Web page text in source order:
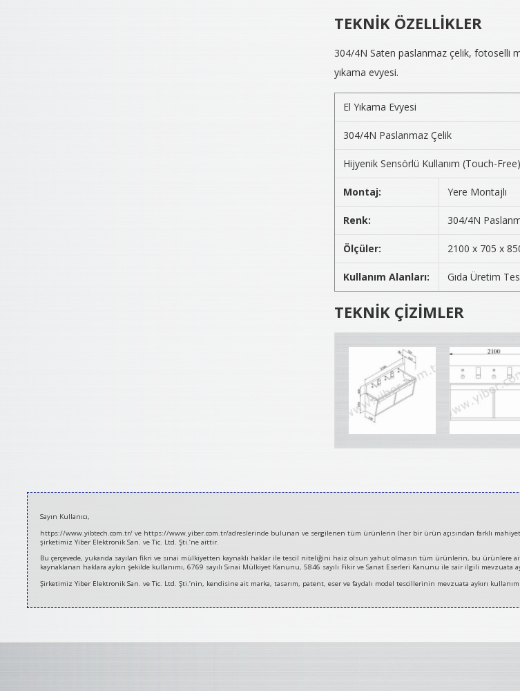
TEKNİK ÖZELLİKLER
304/4N Saten paslanmaz çelik, fotoselli
yıkama evyesi.
El Yıkama Evyesi
304/4N Paslanmaz Çelik
Hijyenik Sensörlü Kullanım (Touch-Free)
Montaj: Yere Montajlı
Renk: 304/4N
Ölçüler: 2100 x 705 x
Kullanım Alanları: Gıda Üretim
TEKNİK ÇİZİMLER
27
Sayın Kullanıcı,
https://www.yibtech.com.tr/ ve https://www.yiber.com.tr/adreslerinde bulunan ve sergilenen tüm ürünlerin (her bir ürün açısından farklı
şirketimiz Yiber Elektronik San. ve Tic. Ltd. Şti.’ne aittir.
Bu çerçevede, yukarıda sayılan fikri ve sınai mülkiyetten kaynaklı haklar ile tescil niteliğini haiz olsun yahut olmasın tüm ürünlerin, bu
kaynaklanan haklara aykırı şekilde kullanımı, 6769 sayılı Sınai Mülkiyet Kanunu, 5846 sayılı Fikir ve Sanat Eserleri Kanunu ile sair ilgili mevzuata
Şirketimiz Yiber Elektronik San. ve Tic. Ltd. Şti.’nin, kendisine ait marka, tasarım, patent, eser ve faydalı model tescillerinin mevzuata aykırı